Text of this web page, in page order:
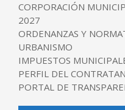
CORPORACIÓN
2027
ORDENANZAS Y
URBANISMO
IMPUESTOS
PERFIL DEL
PORTAL DE